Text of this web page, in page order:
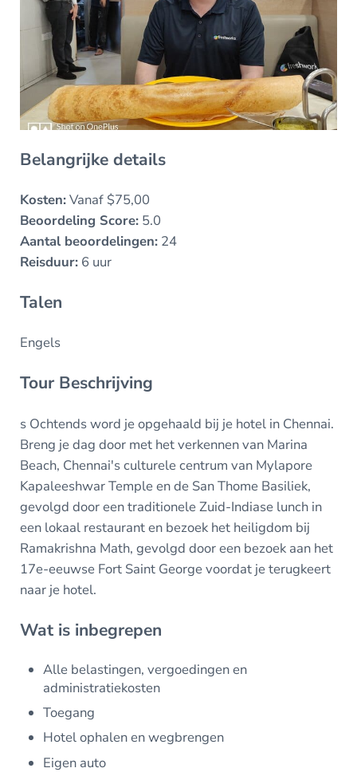
Belangrijke details
Kosten:Vanaf $75,00
Beoordeling Score:5.0
Aantal beoordelingen:24
Reisduur:6 uur
Talen
Engels
Tour Beschrijving
s Ochtends word je opgehaald bij je hotel in Chennai.
Breng je dag door met het verkennen van Marina
Beach, Chennai's culturele centrum van Mylapore
Kapaleeshwar Temple en de San Thome Basiliek,
gevolgd door een traditionele Zuid-Indiase lunch in
een lokaal restaurant en bezoek het heiligdom bij
Ramakrishna Math, gevolgd door een bezoek aan het
17e-eeuwse Fort Saint George voordat je terugkeert
naar je hotel.
Wat is inbegrepen
Alle belastingen, vergoedingen en
administratiekosten
Toegang
Hotel ophalen en wegbrengen
Eigen auto